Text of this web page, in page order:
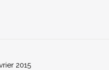
2015